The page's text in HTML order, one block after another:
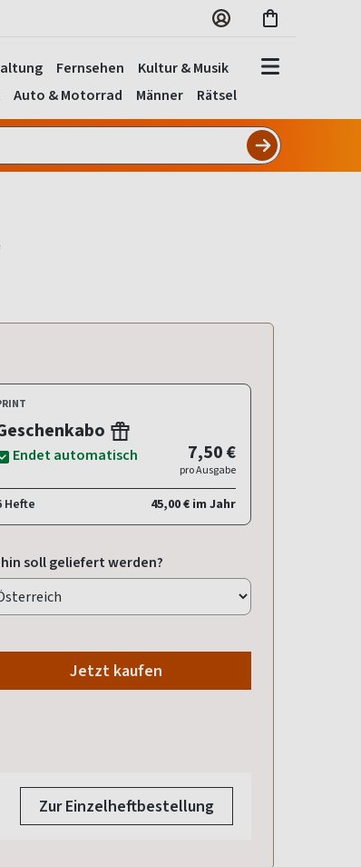
Fernsehen
Kultur & Musik
Auto & Motorrad Männer Rätsel
Endet automatisch 7,50 €
pro Ausgabe
Hefte 45,00 € im Jahr
soll geliefert werden?
Jetzt kaufen
Zur Einzelheftbestellung